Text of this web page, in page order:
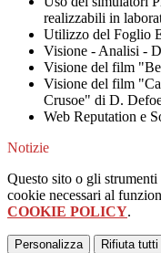
realizzabili in
Utilizzo del Foglio
Visione - Analisi -
Visione del film
Visione del film
Crusoe" di D.
Web Reputation e
Notizie
Questo sito o gli
cookie necessari al
COOKIE POLICY.
Personalizza Rifiuta tutti